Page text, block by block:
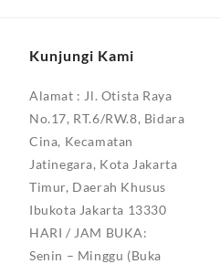
Kunjungi Kami
Alamat : Jl. Otista Raya
No.17, RT.6/RW.8, Bidara
Cina, Kecamatan
Jatinegara, Kota Jakarta
Timur, Daerah Khusus
Ibukota Jakarta 13330
HARI / JAM BUKA:
Senin – Minggu (Buka